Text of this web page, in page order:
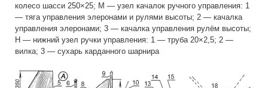
колесо шасси 250×25; М — узел качалок ручного управления: 1
— тяга управления элеронами и рулями высоты; 2 — качалка
управления элеронами; 3 — качалка управления рулём высоты;
Н — нижний узел ручки управления: 1 — труба 20×2,5; 2 —
вилка; 3 — сухарь карданного шарнира